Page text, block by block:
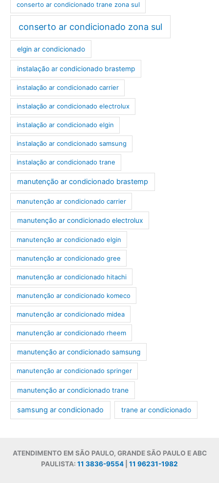
conserto ar condicionado trane zona sul
conserto ar condicionado zona sul
elgin ar condicionado
instalação ar condicionado brastemp
instalação ar condicionado carrier
instalação ar condicionado electrolux
instalação ar condicionado elgin
instalação ar condicionado samsung
instalação ar condicionado trane
manutenção ar condicionado brastemp
manutenção ar condicionado carrier
manutenção ar condicionado electrolux
manutenção ar condicionado elgin
manutenção ar condicionado gree
manutenção ar condicionado hitachi
manutenção ar condicionado komeco
manutenção ar condicionado midea
manutenção ar condicionado rheem
manutenção ar condicionado samsung
manutenção ar condicionado springer
manutenção ar condicionado trane
samsung ar condicionado trane ar condicionado
ATENDIMENTO EM SÃO PAULO, GRANDE SÃO PAULO E ABC
PAULISTA: 11 3836-9554 11 96231-1982